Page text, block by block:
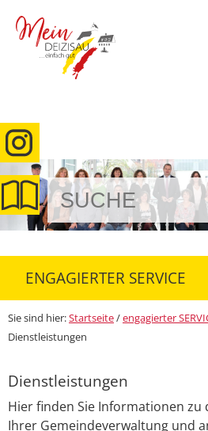
ENGAGIERTER SERVICE
Sie sind hier:Startseite/engagierter
Dienstleistungen
Dienstleistungen
Hier finden Sie Informationen zu
Ihrer Gemeindeverwaltung und